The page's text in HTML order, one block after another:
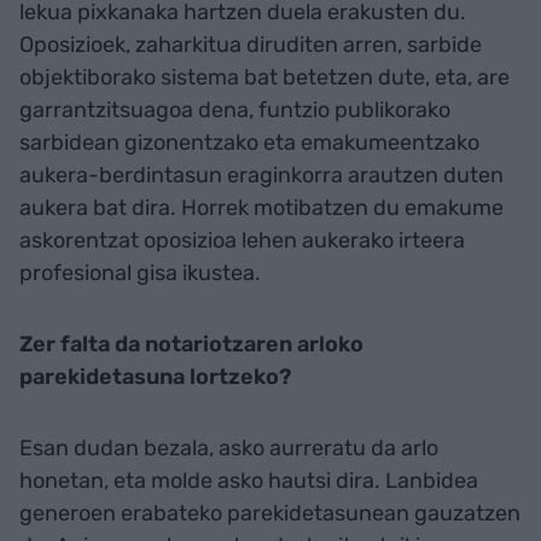
lekua pixkanaka hartzen duela erakusten du.
Oposizioek, zaharkitua diruditen arren, sarbide
objektiborako sistema bat betetzen dute, eta, are
garrantzitsuagoa dena, funtzio publikorako
sarbidean gizonentzako eta emakumeentzako
aukera-berdintasun eraginkorra arautzen duten
aukera bat dira. Horrek motibatzen du emakume
askorentzat oposizioa lehen aukerako irteera
profesional gisa ikustea.
Zer falta da notariotzaren arloko
parekidetasuna lortzeko?
Esan dudan bezala, asko aurreratu da arlo
honetan, eta molde asko hautsi dira. Lanbidea
generoen erabateko parekidetasunean gauzatzen